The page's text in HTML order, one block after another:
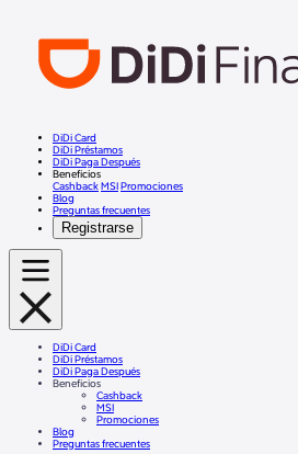
DiDi Card
DiDi Préstamos
DiDi Paga Después
Beneficios
CashbackMSIPromociones
Blog
Preguntas frecuentes
Registrarse
DiDi Card
DiDi Préstamos
DiDi Paga Después
Beneficios
Cashback
MSI
Promociones
Blog
Preguntas frecuentes